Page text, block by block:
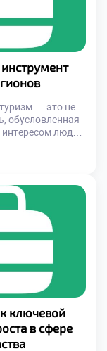
— это не
обусловленная
людей
основой для
и
При этом
[…]
ключевой
в сфере